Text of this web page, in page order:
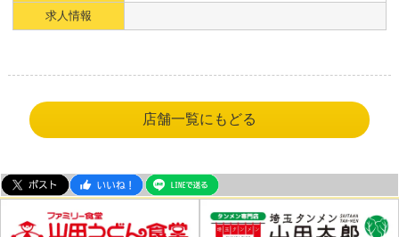
求人情報
店舗一覧にもどる